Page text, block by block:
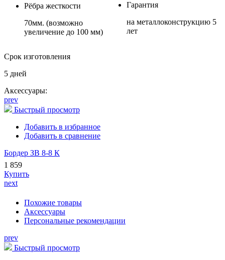
Рёбра жесткости
70мм. (возможно
увеличение до 100 мм)
Гарантия
на металлоконструкцию 5
лет
Срок изготовления
5 дней
Аксессуары:
prev
Быстрый просмотр
Добавить в избранное
Добавить в сравнение
Бордер ЗВ 8-8 К
1 859
Купить
next
Похожие товары
Аксессуары
Персональные рекомендации
prev
Быстрый просмотр